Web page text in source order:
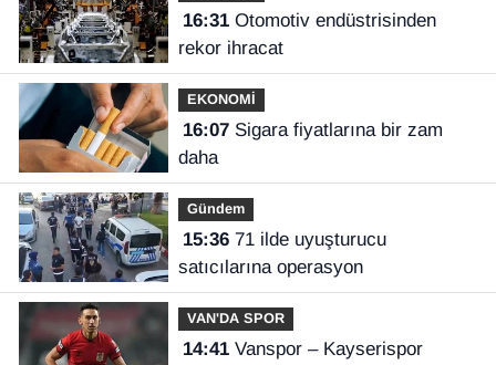
16:31Otomotiv endüstrisinden
rekor ihracat
EKONOMİ
16:07Sigara fiyatlarına bir zam
daha
Gündem
15:3671 ilde uyuşturucu
satıcılarına operasyon
VAN'DA SPOR
14:41Vanspor – Kayserispor